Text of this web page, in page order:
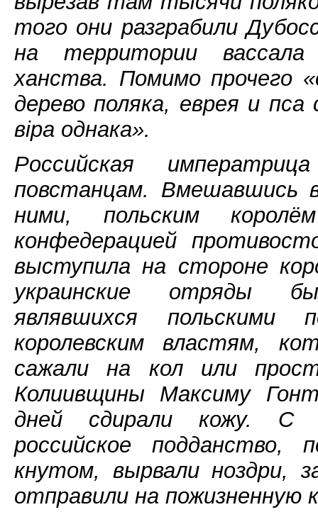
того они разграбили
на территории
ханства. Помимо прочего
дерево поляка, еврея и
віра однака».
Российская
повстанцам. Вмешавшись
ними, польским
конфедерацией
выступила на стороне
украинские отряды
являвшихся польскими
королевским властям,
сажали на кол или
Колиивщины Максиму
дней сдирали кожу. С
российское подданство,
кнутом, вырвали ноздри,
отправили на пожизненную